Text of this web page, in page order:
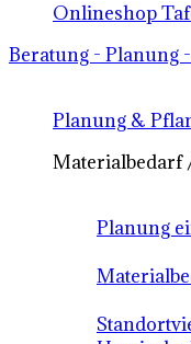
Onlineshop
Beratung - Planung
Planung &
Materialbedarf
Planung